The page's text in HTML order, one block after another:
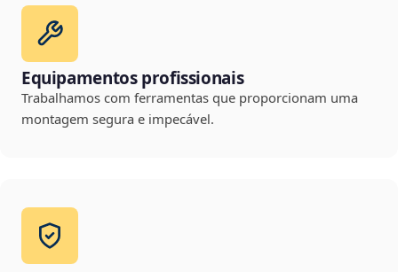
Equipamentos profissionais
Trabalhamos com ferramentas que proporcionam uma
montagem segura e impecável.